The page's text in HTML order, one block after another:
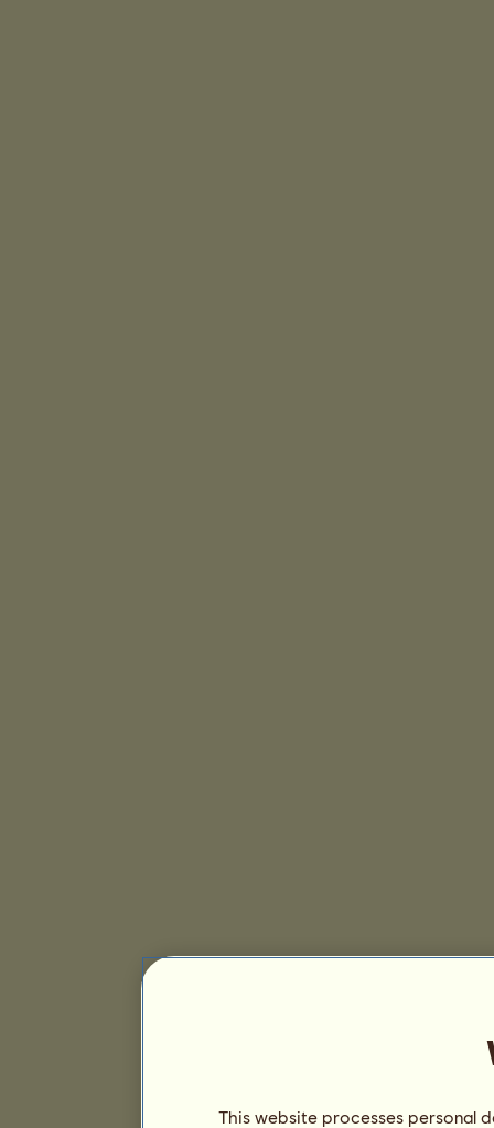
This website processes personal